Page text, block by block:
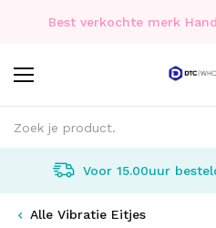
Best verkochte merk
Voor 15.00uur
Alle Vibratie Eitjes